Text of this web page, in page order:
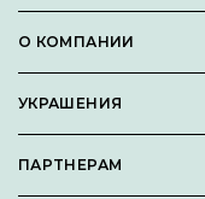
О КОМПАНИИ
Вакансии
УКРАШЕНИЯ
Кольца
ПАРТНЕРАМ